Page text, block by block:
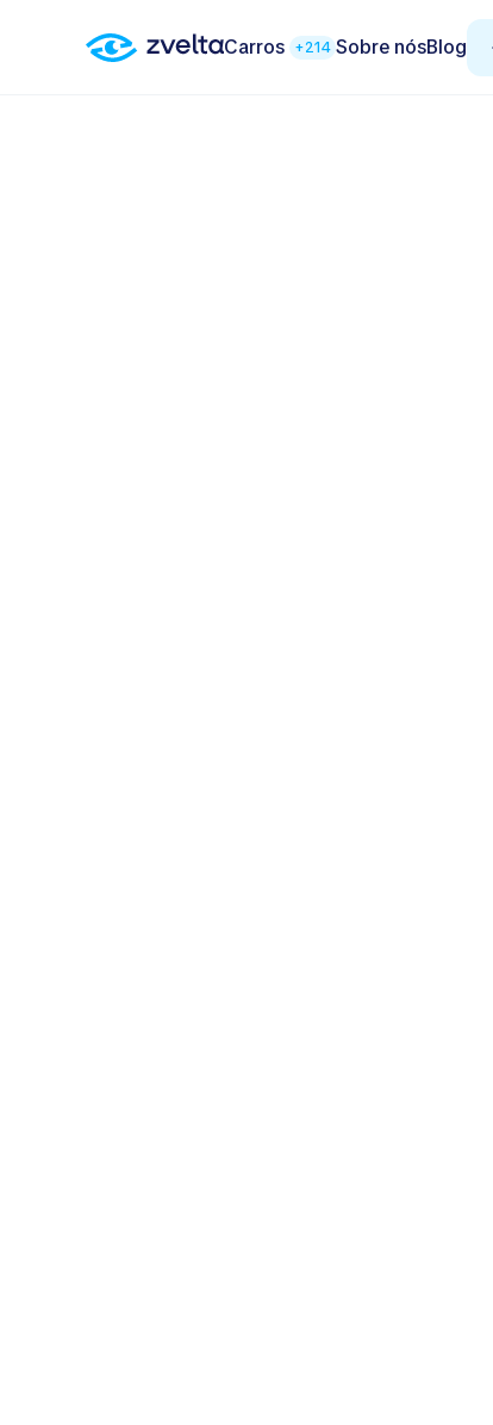
Carros +214 Sobre nósBlog